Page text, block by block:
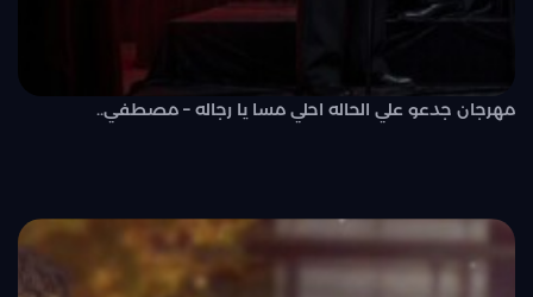
مهرجان جدعو علي الحاله احلي مسا يا رجاله – مصطفي..